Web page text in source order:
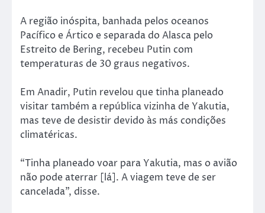
A região inóspita, banhada pelos oceanos
Pacífico e Ártico e separada do Alasca pelo
Estreito de Bering, recebeu Putin com
temperaturas de 30 graus negativos.
Em Anadir, Putin revelou que tinha planeado
visitar também a república vizinha de Yakutia,
mas teve de desistir devido às más condições
climatéricas.
“Tinha planeado voar para Yakutia, mas o avião
não pode aterrar [lá]. A viagem teve de ser
cancelada”, disse.